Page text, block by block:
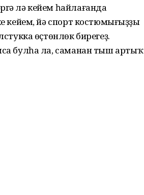
лә кейем һайлағанда
кейем, йә спорт костюмығыҙҙы
өҫтөнлөк бирегеҙ.
булһа ла, саманан тыш артыҡ